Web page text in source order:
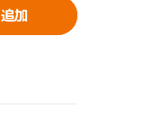
加